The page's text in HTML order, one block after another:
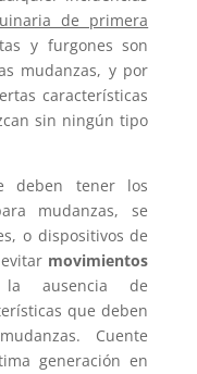
de primera
y furgones son
mudanzas, y por
características
sin ningún tipo
deben tener los
mudanzas, se
o dispositivos de
movimientos
ausencia de
que deben
Cuente
generación en